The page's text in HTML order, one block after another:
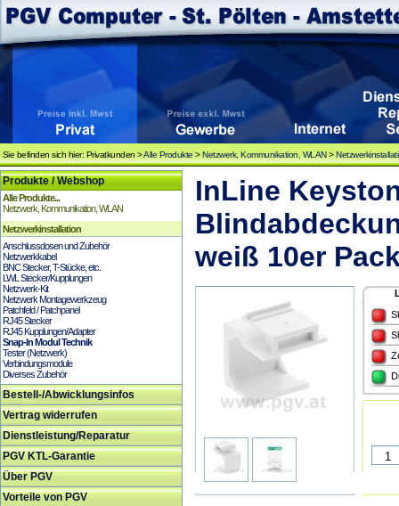
Sie befinden sich hier: Privatkunden >Alle Produkte >Netzwerk, Kommunikation, WLAN>
Produkte / Webshop
Alle Produkte...
Netzwerk, Kommunikation, WLAN
Netzwerkinstallation
Anschlussdosen und Zubehör
Netzwerkkabel
BNC Stecker, T-Stücke, etc.
LWL Stecker/Kupplungen
Netzwerk-Kit
Netzwerk Montagewerkzeug
Patchfeld / Patchpanel
RJ45 Stecker
RJ45 Kupplungen/Adapter
Snap-In Modul Technik
Tester (Netzwerk)
Verbindungsmodule
Diverses Zubehör
Bestell-/Abwicklungsinfos
Vertrag widerrufen
Dienstleistung/Reparatur
PGV KTL-Garantie
Über PGV
Vorteile von PGV
InLine
weiß 10er